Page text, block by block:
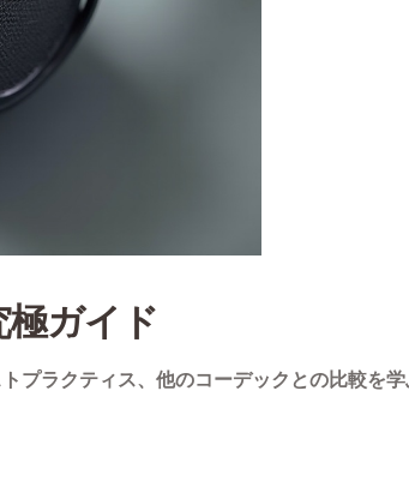
極ガイド
プラクティス、他のコーデックとの比較を